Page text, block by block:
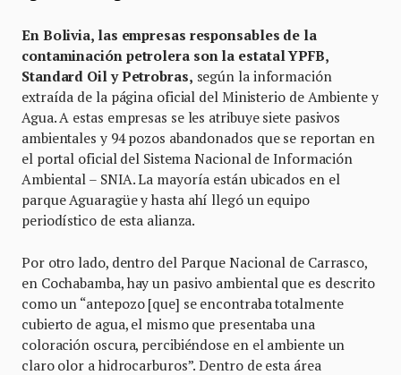
En Bolivia, las empresas responsables de la
contaminación petrolera son la estatal YPFB,
Standard Oil y Petrobras, según la información
extraída de la página oficial del Ministerio de Ambiente y
Agua. A estas empresas se les atribuye siete pasivos
ambientales y 94 pozos abandonados que se reportan en
el portal oficial del Sistema Nacional de Información
Ambiental – SNIA. La mayoría están ubicados en el
parque Aguaragüe y hasta ahí llegó un equipo
periodístico de esta alianza.
Por otro lado, dentro del Parque Nacional de Carrasco,
en Cochabamba, hay un pasivo ambiental que es descrito
como un “antepozo [que] se encontraba totalmente
cubierto de agua, el mismo que presentaba una
coloración oscura, percibiéndose en el ambiente un
claro olor a hidrocarburos”. Dentro de esta área